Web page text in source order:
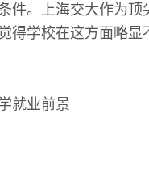
件。上海交大作为顶
得学校在这方面略显